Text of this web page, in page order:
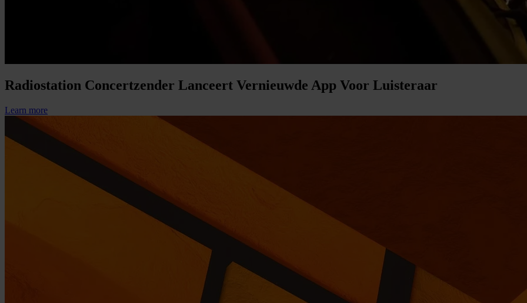
Radiostation Concertzender Lanceert Vernieuwde App Voor Luisteraar
Learn more